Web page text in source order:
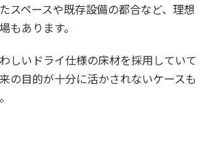
スペースや既存設備の都合など、理想
もあります。
しいドライ仕様の床材を採用していて
の目的が十分に活かされないケースも